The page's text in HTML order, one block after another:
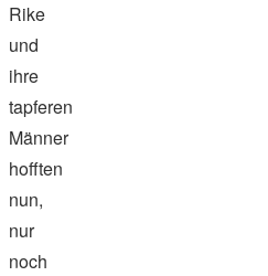
Rike
und
ihre
tapferen
Männer
hofften
nun,
nur
noch